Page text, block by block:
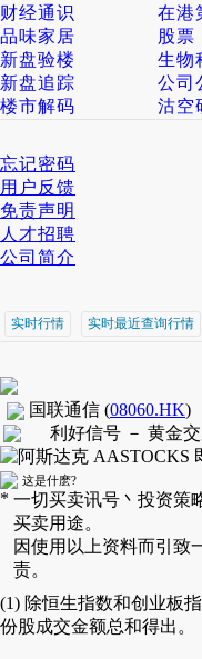
财经通识
品味家居
新盘验楼
新盘追踪
楼市解码
在港
股票
生物
公司
沽空
忘记密码
用户反馈
免责声明
人才招聘
公司简介
实时行情 实时最近查询行情
国联通信 (08060.HK)
利好信号 － 黄金交
这是什麽?
* 一切买卖讯号丶投资策
买卖用途。
因使用以上资料而引致
责。
(1) 除恒生指数和创业板
份股成交金额总和得出。